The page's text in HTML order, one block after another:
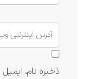
ذخیره نام،